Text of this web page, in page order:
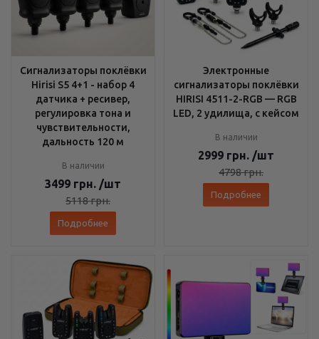
Сигнализаторы поклёвки
Hirisi S5 4+1 - набор 4
датчика + ресивер,
регулировка тона и
чувствительности,
дальность 120 м
В наличии
3499 грн. /шт
5118грн.
Подробнее
Электронные
сигнализаторы поклёвки
HIRISI 4511-2-RGB — RGB
LED, 2 удилища, с кейсом
В наличии
2999 грн. /шт
4798грн.
Подробнее